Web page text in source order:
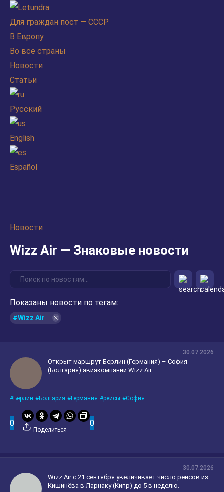
Для граждан пост — СССР
В Европу
Во все страны
Новости
Статьи
Русский
English
Español
Новости
Wizz Air — Знаковые новости
Показаны новости по тегам:
#Wizz Air
30.07.2026
Открыт маршрут Берлин (Германия) – София
(Болгария) авиакомпании Wizz Air.
Берлин Болгария Германия рейсы София
0
Поделиться
0
30.07.2026
Wizz Air с 21 сентября увеличивает число рейсов из
Кишинёва в Ларнаку (Кипр) до 5 в неделю.